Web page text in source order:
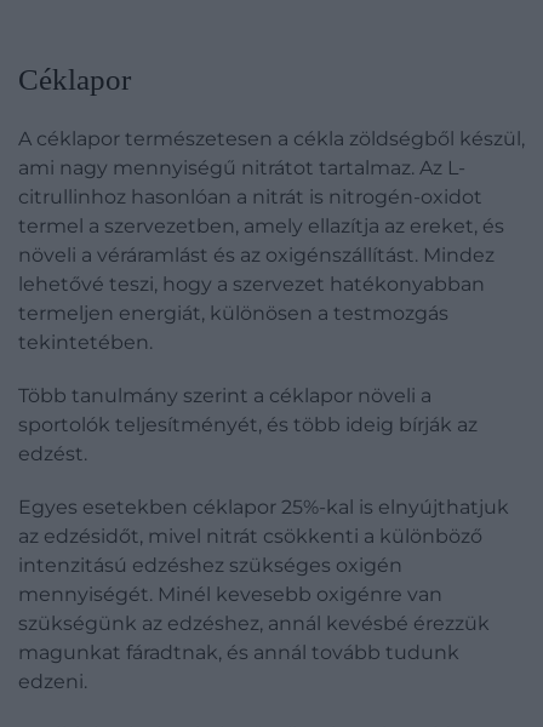
Céklapor
A céklapor természetesen a cékla zöldségből készül,
ami nagy mennyiségű nitrátot tartalmaz. Az L-
citrullinhoz hasonlóan a nitrát is nitrogén-oxidot
termel a szervezetben, amely ellazítja az ereket, és
növeli a véráramlást és az oxigénszállítást. Mindez
lehetővé teszi, hogy a szervezet hatékonyabban
termeljen energiát, különösen a testmozgás
tekintetében.
Több tanulmány szerint a céklapor növeli a
sportolók teljesítményét, és több ideig bírják az
edzést.
Egyes esetekben céklapor 25%-kal is elnyújthatjuk
az edzésidőt, mivel nitrát csökkenti a különböző
intenzitású edzéshez szükséges oxigén
mennyiségét. Minél kevesebb oxigénre van
szükségünk az edzéshez, annál kevésbé érezzük
magunkat fáradtnak, és annál tovább tudunk
edzeni.